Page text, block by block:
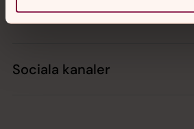
Hitta snabbt
Sociala kanaler